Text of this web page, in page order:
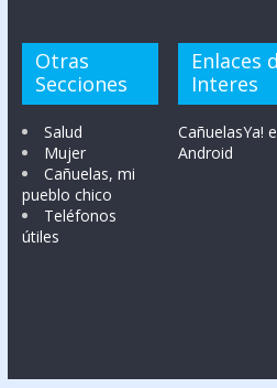
Otras
Secciones
Salud
Mujer
Cañuelas, mi
pueblo chico
Teléfonos
útiles
Enlaces
Interes
CañuelasYa!
Android